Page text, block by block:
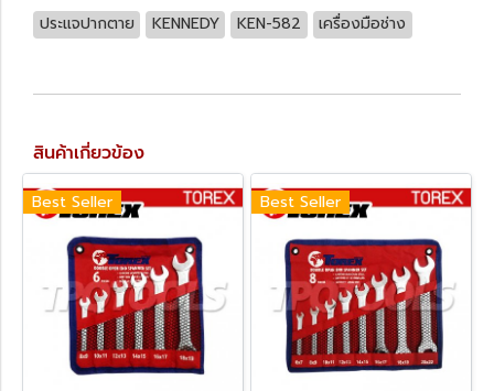
ประแจปากตาย KENNEDY KEN-582 เครื่องมือช่าง
สินค้าเกี่ยวข้อง
Best Seller Best Seller